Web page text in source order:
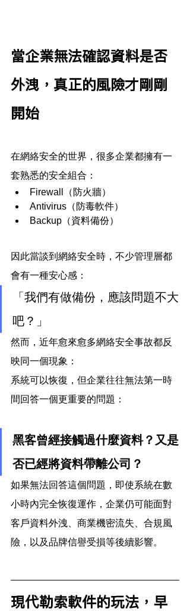
當企業無法確認資料是否
外洩，真正的風險才剛剛
開始
在網絡安全的世界，很多企業都擁有一
套熟悉的安全組合：
Firewall（防火牆）
Antivirus（防毒軟件）
Backup（資料備份）
因此當談到網絡安全時，不少管理層都
會有一種安心感：
「我們有做備份，應該問題不大
吧？」
然而，近年愈來愈多網絡安全事故都反
映同一個現象：
系統可以恢復，但企業往往無法第一時
間回答一個更重要的問題：
黑客曾經接觸過什麼資料？又是
否已經將資料帶離公司？
如果無法回答這個問題，即使系統在數
小時內完全恢復運作，企業仍可能面對
客戶資料外洩、商業機密流失、合規風
險，以及品牌信譽受損等後續影響。
現代勒索軟件的玩法，早